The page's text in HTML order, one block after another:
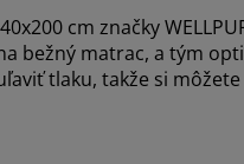
cm značky
bežný matrac, a tým
tlaku, takže si